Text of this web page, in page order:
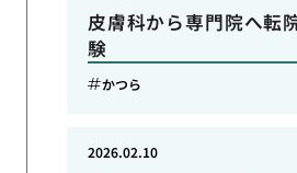
皮膚科から専門院へ転
験
かつら
2026.02.10